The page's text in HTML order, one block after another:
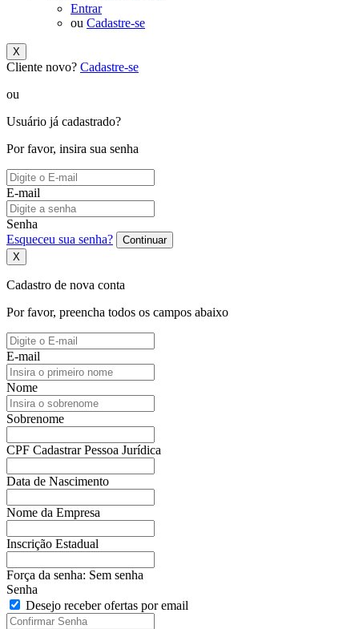
Entrar
ou Cadastre-se
X
Cliente novo? Cadastre-se
ou
Usuário já cadastrado?
Por favor, insira sua senha
E-mail
Senha
Esqueceu sua senha?
Continuar
X
Cadastro de nova conta
Por favor, preencha todos os campos abaixo
E-mail
Nome
Sobrenome
CPF Cadastrar Pessoa Jurídica
Data de Nascimento
Nome da Empresa
Inscrição Estadual
Força da senha: Sem senha
Senha
Desejo receber ofertas por email